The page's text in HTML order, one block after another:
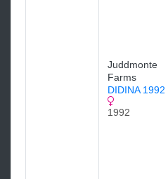
Juddmonte
Farms
DIDINA 1992
1992